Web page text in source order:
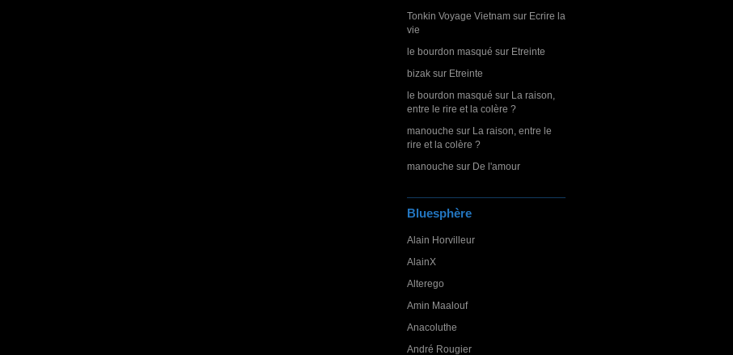
Tonkin Voyage Vietnam sur Ecrire la
vie
le bourdon masqué sur Etreinte
bizak sur Etreinte
le bourdon masqué sur La raison,
entre le rire et la colère ?
manouche sur La raison, entre le
rire et la colère ?
manouche sur De l'amour
Bluesphère
Alain Horvilleur
AlainX
Alterego
Amin Maalouf
Anacoluthe
André Rougier